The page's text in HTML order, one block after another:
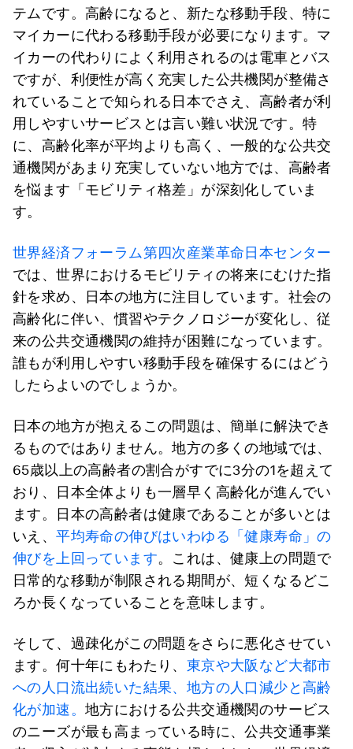
テムです。高齢になると、新たな移動手段、特に
マイカーに代わる移動手段が必要になります。マ
イカーの代わりによく利用されるのは電車とバス
ですが、利便性が高く充実した公共機関が整備さ
れていることで知られる日本でさえ、高齢者が利
用しやすいサービスとは言い難い状況です。特
に、高齢化率が平均よりも高く、一般的な公共交
通機関があまり充実していない地方では、高齢者
を悩ます「モビリティ格差」が深刻化していま
す。
世界経済フォーラム第四次産業革命日本センター
では、世界におけるモビリティの将来にむけた指
針を求め、日本の地方に注目しています。社会の
高齢化に伴い、慣習やテクノロジーが変化し、従
来の公共交通機関の維持が困難になっています。
誰もが利用しやすい移動手段を確保するにはどう
したらよいのでしょうか。
日本の地方が抱えるこの問題は、簡単に解決でき
るものではありません。地方の多くの地域では、
65歳以上の高齢者の割合がすでに3分の1を超えて
おり、日本全体よりも一層早く高齢化が進んでい
ます。日本の高齢者は健康であることが多いとは
いえ、平均寿命の伸びはいわゆる「健康寿命」の
伸びを上回っています。これは、健康上の問題で
日常的な移動が制限される期間が、短くなるどこ
ろか長くなっていることを意味します。
そして、過疎化がこの問題をさらに悪化させてい
ます。何十年にもわたり、 東京や大阪など大都市
への人口流出続いた結果、地方の人口減少と高齢
化が加速。 地方における公共交通機関のサービス
のニーズが最も高まっている時に、公共交通事業